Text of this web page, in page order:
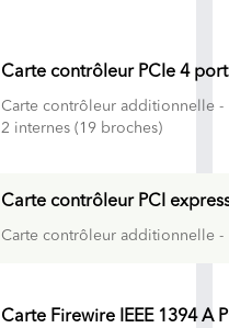
Carte contrôleur PCIe 4
Carte contrôleur additionnelle -
2 internes (19 broches)
Carte contrôleur PCI
Carte contrôleur additionnelle -
Carte Firewire IEEE 1394 A